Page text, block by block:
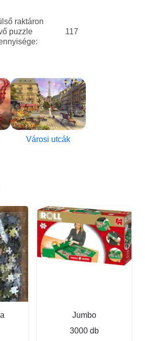
raktáron
puzzle
117
Városi utcák
Jumbo
3000 db